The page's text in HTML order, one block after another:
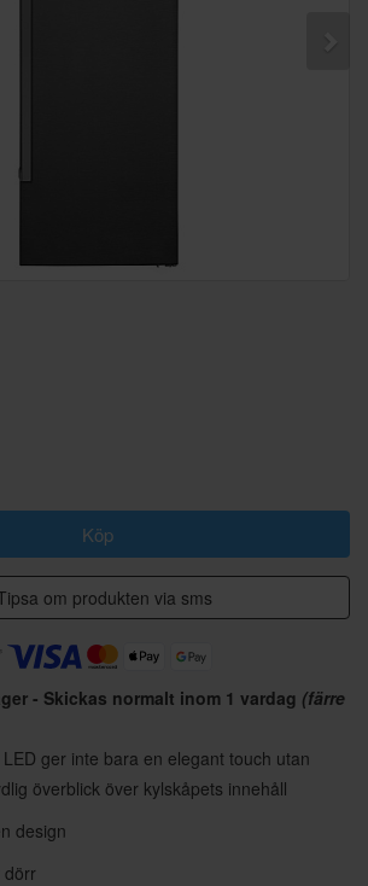
Köp
om produkten via sms
- Skickas normalt inom 1 vardag (färre
ger inte bara en elegant touch utan
överblick över kylskåpets innehåll
design
dörr